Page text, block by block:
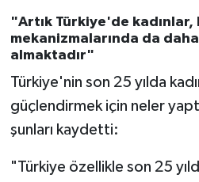
"Artık Türkiye'de kadınlar,
mekanizmalarında da
almaktadır"
Türkiye'nin son 25 yılda
güçlendirmek için neler
şunları kaydetti:
"Türkiye özellikle son 25